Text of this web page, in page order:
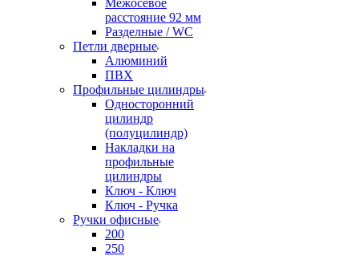
Межосевое
расстояние 92 мм
Разделные / WC
Петли дверные
Алюминий
ПВХ
Профильные цилиндры
Односторонний
цилиндр
(полуцилиндр)
Накладки на
профильные
цилиндры
Ключ - Ключ
Ключ - Ручка
Ручки офисные
200
250